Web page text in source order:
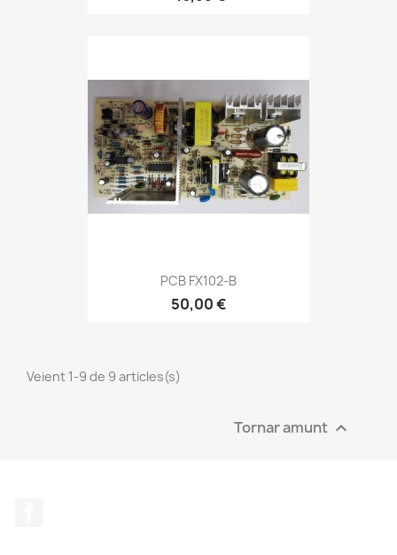
PCB FX102-B
50,00 €
Veient 1-9 de 9 articles(s)
Tornar amunt 